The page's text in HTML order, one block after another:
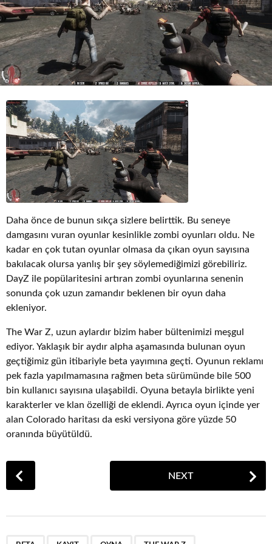
o
Daha önce de bunun sıkça sizlere belirttik. Bu seneye
damgasını vuran oyunlar kesinlikle zombi oyunları oldu. Ne
kadar en çok tutan oyunlar olmasa da çıkan oyun sayısına
bakılacak olursa yanlış bir şey söylemediğimizi görebiliriz.
DayZ ile popülaritesini artıran zombi oyunlarına senenin
sonunda çok uzun zamandır beklenen bir oyun daha
ekleniyor.
The War Z, uzun aylardır bizim haber bültenimizi meşgul
ediyor. Yaklaşık bir aydır alpha aşamasında bulunan oyun
geçtiğimiz gün itibariyle beta yayımına geçti. Oyunun reklamı
pek fazla yapılmamasına rağmen beta sürümünde bile 500
bin kullanıcı sayısına ulaşabildi. Oyuna betayla birlikte yeni
karakterler ve klan özelliği de eklendi. Ayrıca oyun içinde yer
alan Colorado haritası da eski versiyona göre yüzde 50
oranında büyütüldü.
o
NEXT